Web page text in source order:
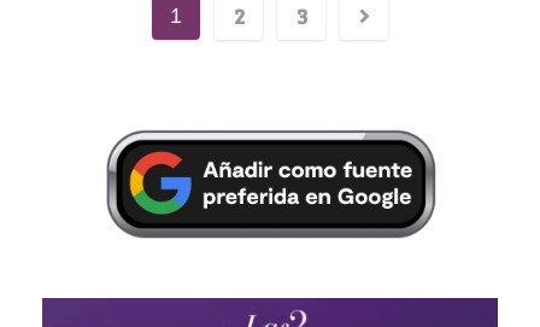
1 2 3